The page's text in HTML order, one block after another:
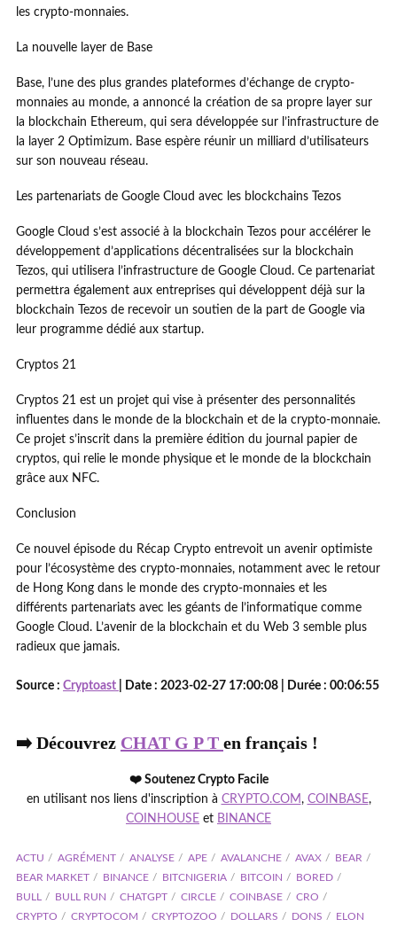
les crypto-monnaies.
La nouvelle layer de Base
Base, l’une des plus grandes plateformes d’échange de crypto-
monnaies au monde, a annoncé la création de sa propre layer sur
la blockchain Ethereum, qui sera développée sur l’infrastructure de
la layer 2 Optimizum. Base espère réunir un milliard d’utilisateurs
sur son nouveau réseau.
Les partenariats de Google Cloud avec les blockchains Tezos
Google Cloud s’est associé à la blockchain Tezos pour accélérer le
développement d’applications décentralisées sur la blockchain
Tezos, qui utilisera l’infrastructure de Google Cloud. Ce partenariat
permettra également aux entreprises qui développent déjà sur la
blockchain Tezos de recevoir un soutien de la part de Google via
leur programme dédié aux startup.
Cryptos 21
Cryptos 21 est un projet qui vise à présenter des personnalités
influentes dans le monde de la blockchain et de la crypto-monnaie.
Ce projet s’inscrit dans la première édition du journal papier de
cryptos, qui relie le monde physique et le monde de la blockchain
grâce aux NFC.
Conclusion
Ce nouvel épisode du Récap Crypto entrevoit un avenir optimiste
pour l’écosystème des crypto-monnaies, notamment avec le retour
de Hong Kong dans le monde des crypto-monnaies et les
différents partenariats avec les géants de l’informatique comme
Google Cloud. L’avenir de la blockchain et du Web 3 semble plus
radieux que jamais.
Source : Cryptoast | Date : 2023-02-27 17:00:08 | Durée : 00:06:55
➡️ Découvrez CHAT G P T en français !
❤️ Soutenez Crypto Facile
en utilisant nos liens d'inscription à CRYPTO.COM, COINBASE,
COINHOUSE et BINANCE
ACTU AGRÉMENT ANALYSE APE AVALANCHE AVAX
BEAR
BEAR MARKET
BINANCE BITCNIGERIA BITCOIN
BORED
BULL
BULL RUN CHATGPT CIRCLE COINBASE
CRO
CRYPTO
CRYPTOCOM CRYPTOZOO DOLLARS DONS ELON